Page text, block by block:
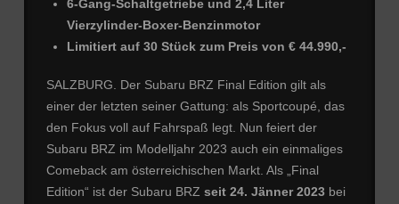
6-Gang-Schaltgetriebe und 2,4 Liter
Vierzylinder-Boxer-Benzinmotor
Limitiert auf 30 Stück zum Preis von € 44.990,-
SALZBURG. Der Subaru BRZ Final Edition gilt als
einer der letzten seiner Gattung: als Sportcoupé, das
den Fokus voll auf Fahrspaß legt. Nun feiert der
Subaru BRZ im Modelljahr 2023 auch ein einmaliges
Comeback am österreichischen Markt. Als „Final
Edition“ ist der Subaru BRZ seit 24. Jänner 2023bei